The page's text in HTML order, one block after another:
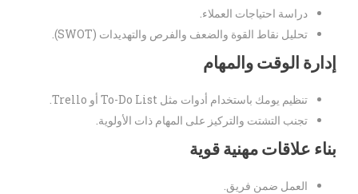
دراسة احتياجات العملاء.
تحليل نقاط القوة والضعف والفرص والتهديدات (SWOT).
إدارة الوقت والمهام
تنظيم يومك باستخدام أدوات مثل To-Do List أو Trello.
تجنب التشتت والتركيز على المهام ذات الأولوية.
بناء علاقات مهنية قوية
العمل ضمن فريق.